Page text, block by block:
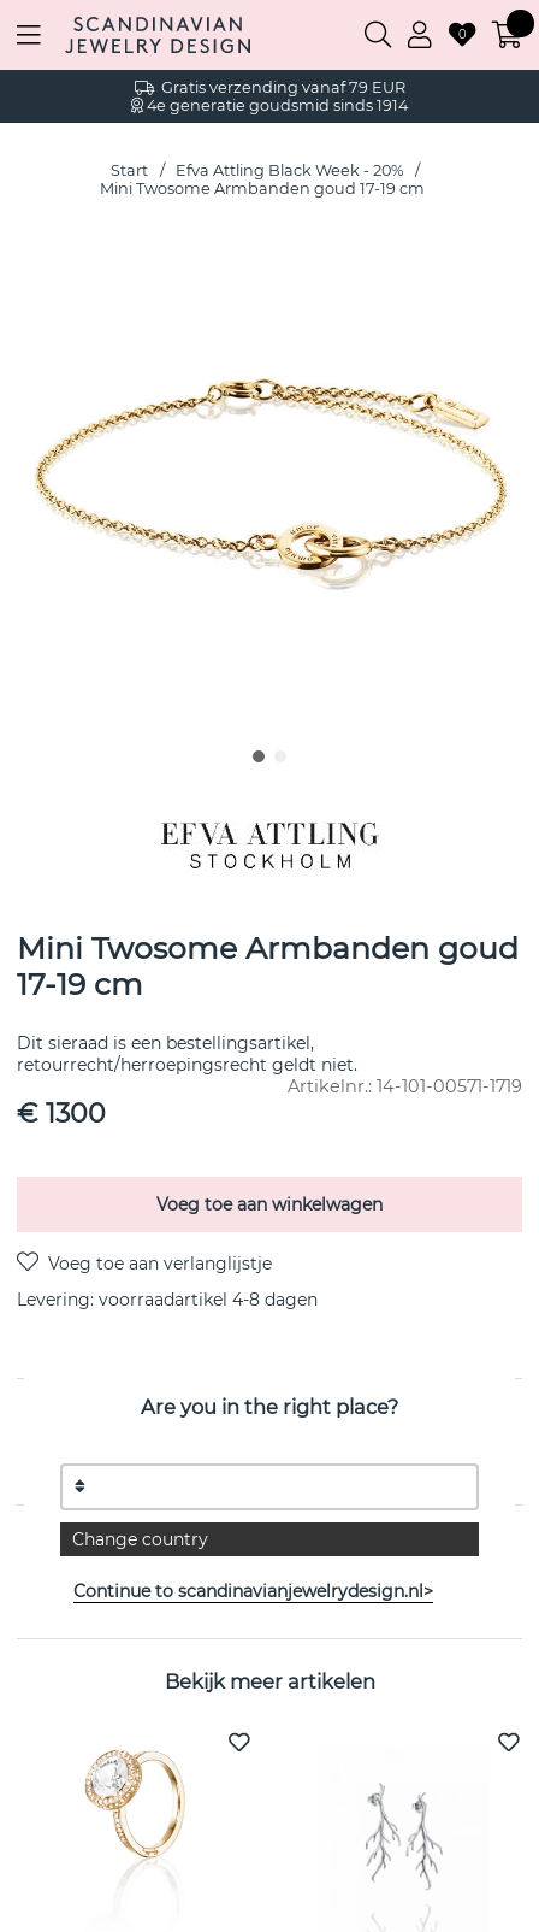
Gratis verzending vanaf 79 EUR
4e generatie goudsmid sinds 1914
0
Start
Efva Attling Black Week - 20%
Mini Twosome Armbanden goud 17-19 cm
Mini Twosome Armbanden goud
17-19 cm
Dit sieraad is een bestellingsartikel,
retourrecht/herroepingsrecht geldt niet.
Artikelnr.: 14-101-00571-1719
€ 1300
Voeg toe aan winkelwagen
Levering: voorraadartikel 4-8 dagen
PRODUCTOMSCHRIJVING
Zweedse Efva Attling 17-19 cm
EIGENSCHAPPEN
Collectie: Twosome
Bekijk meer artikelen
Are you in the right place?
Change country
Continue to scandinavianjewelrydesign.nl>